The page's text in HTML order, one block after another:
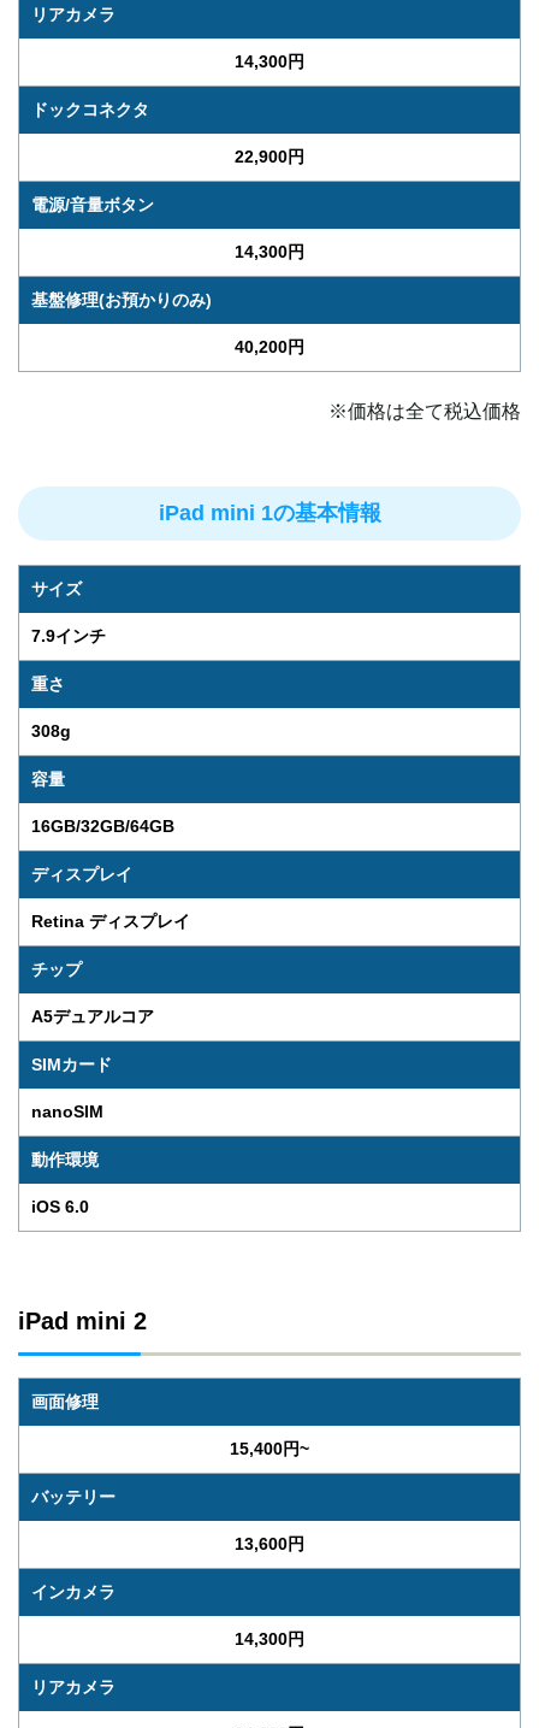
リアカメラ
14,300円
ドックコネクタ
22,900円
電源/音量ボタン
14,300円
基盤修理(お預かりのみ)
40,200円
※価格は全て税込価格
iPad mini 1の基本情報
サイズ
7.9インチ
重さ
308g
容量
16GB/32GB/64GB
ディスプレイ
Retina ディスプレイ
チップ
A5デュアルコア
SIMカード
nanoSIM
動作環境
iOS 6.0
iPad mini 2
画面修理
15,400円~
バッテリー
13,600円
インカメラ
14,300円
リアカメラ